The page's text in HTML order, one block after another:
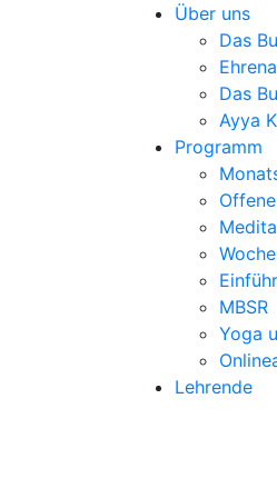
Über uns
Das
Das
Ayya
Programm
MBSR
Yoga
Lehrende